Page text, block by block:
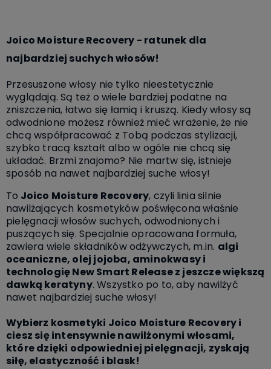
Joico Moisture Recovery - ratunek dla
najbardziej suchych włosów!
Przesuszone włosy nie tylko nieestetycznie
wyglądają. Są też o wiele bardziej podatne na
zniszczenia, łatwo się łamią i kruszą. Kiedy włosy są
odwodnione możesz również mieć wrażenie, że nie
chcą współpracować z Tobą podczas stylizacji,
szybko tracą kształt albo w ogóle nie chcą się
układać. Brzmi znajomo? Nie martw się, istnieje
sposób na nawet najbardziej suche włosy!
To Joico Moisture Recovery, czyli linia silnie
nawilżających kosmetyków poświęcona właśnie
pielęgnacji włosów suchych, odwodnionych i
puszących się. Specjalnie opracowana formuła,
zawiera wiele składników odżywczych, m.in. algi
oceaniczne, olej jojoba, aminokwasy i
technologię New Smart Release z jeszcze większą
dawką keratyny. Wszystko po to, aby nawilżyć
nawet najbardziej suche włosy!
Wybierz kosmetyki Joico Moisture Recovery i
ciesz się intensywnie nawilżonymi włosami,
które dzięki odpowiedniej pielęgnacji, zyskają
siłę, elastyczność i blask!